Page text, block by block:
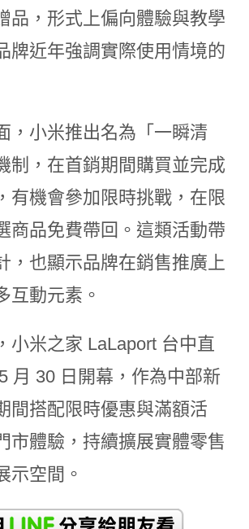
品，形式上偏向體驗與教學
牌近年強調實際使用情境的
，小米推出名為「一瞬清
制，在首銷期間購買並完成
有機會參加限時挑戰，在限
商品免費帶回。這類活動帶
，也顯示品牌在銷售推廣上
互動元素。
小米之家 LaLaport 台中直
月 30 日開幕，作為中部新
間搭配限時優惠與滿額活
市體驗，持續擴展實體零售
示空間。